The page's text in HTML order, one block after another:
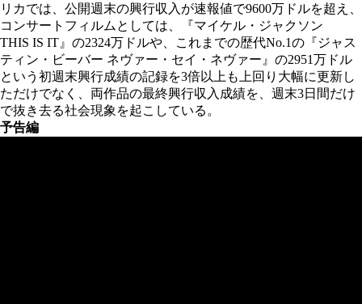
リカでは、公開週末の興行収入が速報値で9600万ドルを超え、
コンサートフィルムとしては、『マイケル・ジャクソン
THIS IS IT』の2324万ドルや、これまでの歴代No.1の『ジャス
ティン・ビーバー ネヴァー・セイ・ネヴァー』の2951万ドル
という初週末興行成績の記録を3倍以上も上回り大幅に更新し
ただけでなく、両作品の最終興行収入成績を、週末3日間だけ
で抜き去る社会現象を起こしている。
予告編